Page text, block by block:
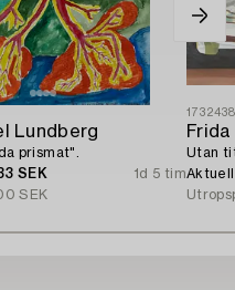
Lundberg
prismat".
SEK
1d 5 tim
SEK
Utan